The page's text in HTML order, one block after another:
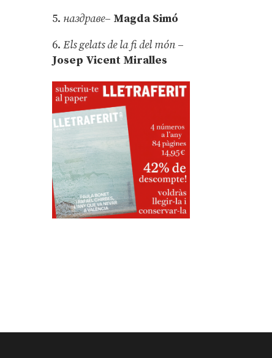
5. наздраве– Magda Simó
6.Els gelats de la fi del món –
Josep Vicent Miralles